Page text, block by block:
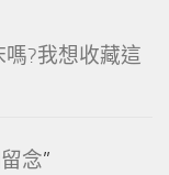
?我想收藏這
念”